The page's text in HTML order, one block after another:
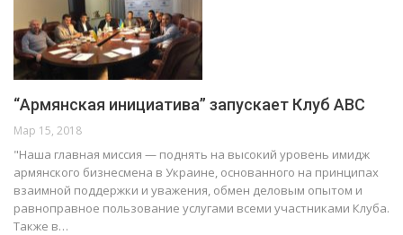
“Армянская инициатива” запускает Клуб АВС
Мар 15, 2018
"Наша главная миссия — поднять на высокий уровень имидж
армянского бизнесмена в Украине, основанного на принципах
взаимной поддержки и уважения, обмен деловым опытом и
равноправное пользование услугами всеми участниками Клуба.
Также в…